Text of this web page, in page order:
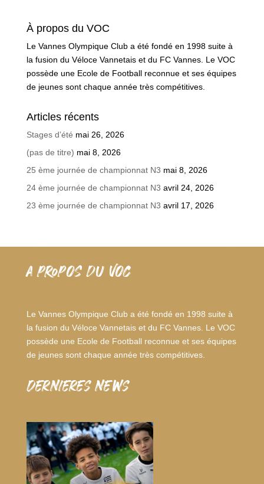
À propos du VOC
Le Vannes Olympique Club a été fondé en 1998 suite à
la fusion du Véloce Vannetais et du FC Vannes. Le VOC
possède une Ecole de Football reconnue et ses équipes
de jeunes sont chaque année très compétitives.
Articles récents
Stages d’été mai 26, 2026
(pas de titre) mai 8, 2026
25 ème journée de championnat N3 mai 8, 2026
24 ème journée de championnat N3 avril 24, 2026
23 ème journée de championnat N3 avril 17, 2026
A PROPOS DU VOC
Le Vannes Olympique Club a été fondé en 1998 suite à
la fusion du Véloce Vannetais et du FC Vannes. Le VOC
possède une Ecole de Football reconnue et ses équipes
de jeunes sont chaque année très compétitives.
dernieres news